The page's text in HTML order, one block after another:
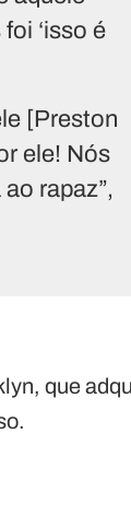
‘isso é
[Preston
ele! Nós
rapaz”,
que